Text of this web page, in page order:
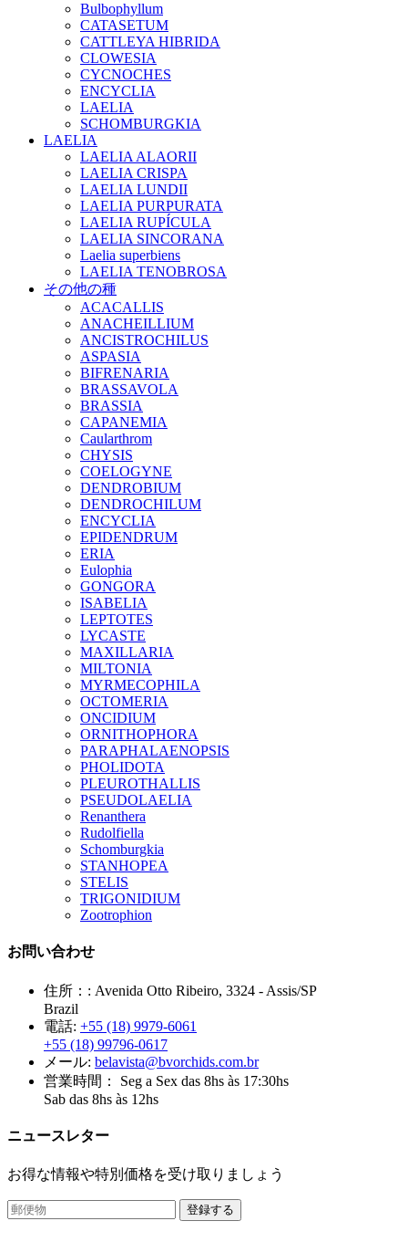
Bulbophyllum
CATASETUM
CATTLEYA HIBRIDA
CLOWESIA
CYCNOCHES
ENCYCLIA
LAELIA
SCHOMBURGKIA
LAELIA
LAELIA ALAORII
LAELIA CRISPA
LAELIA LUNDII
LAELIA PURPURATA
LAELIA RUPÍCULA
LAELIA SINCORANA
Laelia superbiens
LAELIA TENOBROSA
その他の種
ACACALLIS
ANACHEILLIUM
ANCISTROCHILUS
ASPASIA
BIFRENARIA
BRASSAVOLA
BRASSIA
CAPANEMIA
Caularthrom
CHYSIS
COELOGYNE
DENDROBIUM
DENDROCHILUM
ENCYCLIA
EPIDENDRUM
ERIA
Eulophia
GONGORA
ISABELIA
LEPTOTES
LYCASTE
MAXILLARIA
MILTONIA
MYRMECOPHILA
OCTOMERIA
ONCIDIUM
ORNITHOPHORA
PARAPHALAENOPSIS
PHOLIDOTA
PLEUROTHALLIS
PSEUDOLAELIA
Renanthera
Rudolfiella
Schomburgkia
STANHOPEA
STELIS
TRIGONIDIUM
Zootrophion
お問い合わせ
住所：: Avenida Otto Ribeiro, 3324 - Assis/SP
Brazil
電話: +55 (18) 9979-6061
+55 (18) 99796-0617
メール: belavista@bvorchids.com.br
営業時間：
Seg a Sex das 8hs às 17:30hs
Sab das 8hs às 12hs
ニュースレター
お得な情報や特別価格を受け取りましょう
登録する